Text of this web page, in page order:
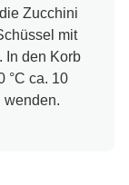
Zucchini
mit
In den Korb
°C ca. 10